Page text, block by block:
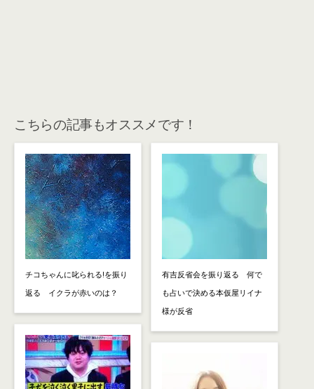
こちらの記事もオススメです！
チコちゃんに叱られる!を振り
返る イクラが赤いのは？
有吉反省会を振り返る 何で
も占いで決める本仮屋リイナ
様が反省